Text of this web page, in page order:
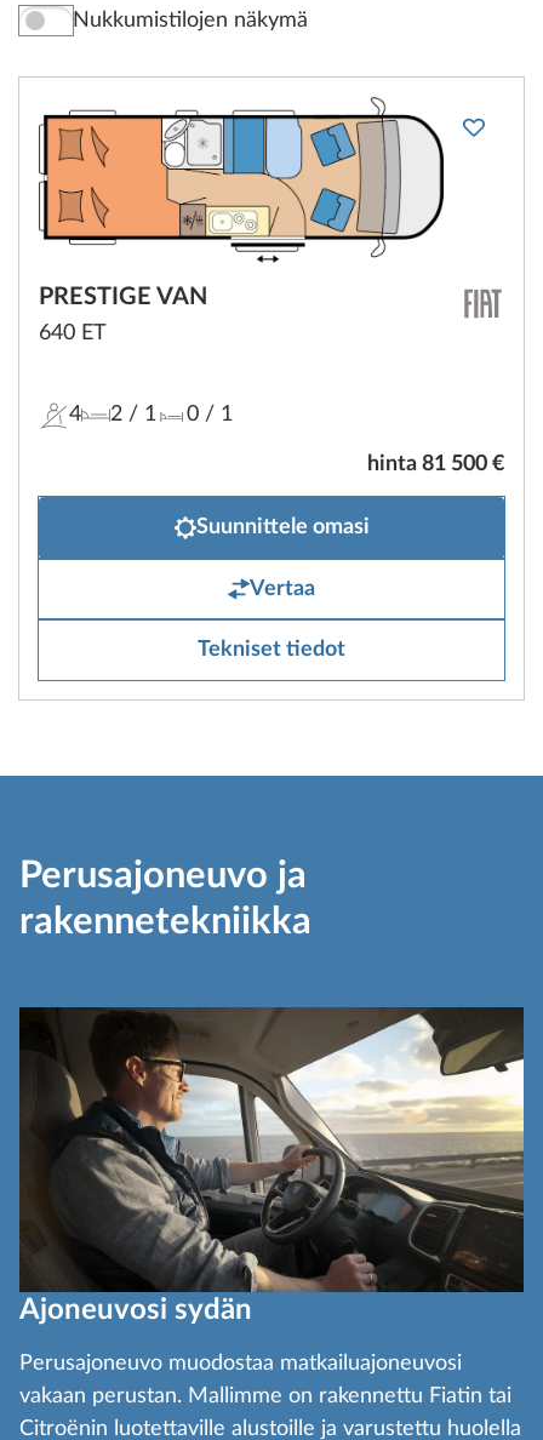
Nukkumistilojen näkymä
PRESTIGE VAN
640 ET
4 2 / 1 0/ 1
hinta 81 500 €
Suunnittele omasi
Vertaa
Tekniset tiedot
Perusajoneuvo ja
rakennetekniikka
Ajoneuvosi sydän
Perusajoneuvo muodostaa matkailuajoneuvosi
vakaan perustan. Mallimme on rakennettu Fiatin tai
Citroënin luotettaville alustoille ja varustettu huolella